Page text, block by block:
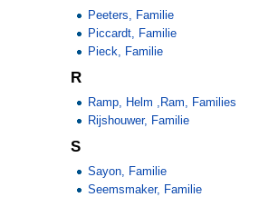
Peeters, Familie
Piccardt, Familie
Pieck, Familie
R
Ramp, Helm ,Ram, Families
Rijshouwer, Familie
S
Sayon, Familie
Seemsmaker, Familie